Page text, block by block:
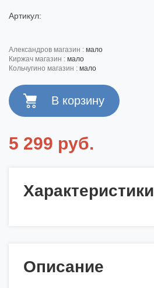
Артикул:
александров магазин : мало
киржач магазин : мало
кольчугино магазин : мало
5 299 руб.
Характеристики
Описание